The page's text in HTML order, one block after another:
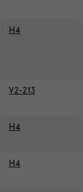
H4
V2-213
H4
H4